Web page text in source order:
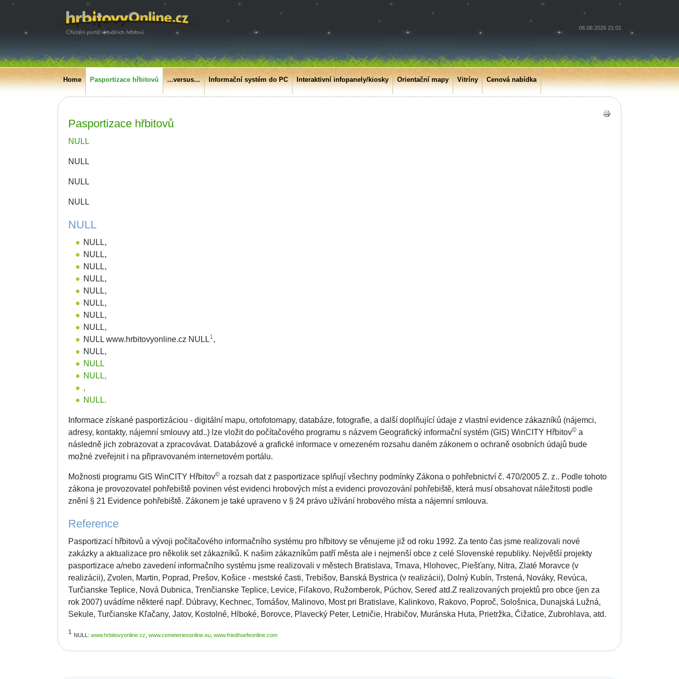
06.08.2026 21:01
Home Pasportizace hřbitovů ...versus... Informační systém do PC Interaktivní infopanely/kiosky Orientační mapy Vitríny Cenová nabídka
Pasportizace hřbitovů
NULL
NULL
NULL
NULL
NULL
NULL,
NULL,
NULL,
NULL,
NULL,
NULL,
NULL,
NULL,
NULL www.hrbitovyonline.cz NULL1,
NULL,
NULL
NULL,
,
NULL.
Informace získané pasportizáciou - digitální mapu, ortofotomapy, databáze, fotografie, a další doplňující údaje z vlastní evidence zákazníků (nájemci,
adresy, kontakty, nájemní smlouvy atd..) lze vložit do počítačového programu s názvem Geografický informační systém (GIS) WinCITY Hřbitov© a
následně jich zobrazovat a zpracovávat. Databázové a grafické informace v omezeném rozsahu daném zákonem o ochraně osobních údajů bude
možné zveřejnit i na připravovaném internetovém portálu.
Možnosti programu GIS WinCITY Hřbitov© a rozsah dat z pasportizace splňují všechny podmínky Zákona o pohřebnictví č. 470/2005 Z. z.. Podle tohoto
zákona je provozovatel pohřebiště povinen vést evidenci hrobových míst a evidenci provozování pohřebiště, která musí obsahovat náležitosti podle
znění § 21 Evidence pohřebiště. Zákonem je také upraveno v § 24 právo užívání hrobového místa a nájemní smlouva.
Reference
Pasportizací hřbitovů a vývoji počítačového informačního systému pro hřbitovy se věnujeme již od roku 1992. Za tento čas jsme realizovali nové
zakázky a aktualizace pro několik set zákazníků. K našim zákazníkům patří města ale i nejmenší obce z celé Slovenské republiky. Největší projekty
pasportizace a/nebo zavedení informačního systému jsme realizovali v městech Bratislava, Trnava, Hlohovec, Piešťany, Nitra, Zlaté Moravce (v
realizácii), Zvolen, Martin, Poprad, Prešov, Košice - mestské časti, Trebišov, Banská Bystrica (v realizácii), Dolný Kubín, Trstená, Nováky, Revúca,
Turčianske Teplice, Nová Dubnica, Trenčianske Teplice, Levice, Fiľakovo, Ružomberok, Púchov, Sereď atd.Z realizovaných projektů pro obce (jen za
rok 2007) uvádíme některé např. Dúbravy, Kechnec, Tomášov, Malinovo, Most pri Bratislave, Kalinkovo, Rakovo, Poproč, Sološnica, Dunajská Lužná,
Sekule, Turčianske Kľačany, Jatov, Kostolné, Hlboké, Borovce, Plavecký Peter, Letničie, Hrabičov, Muránska Huta, Prietržka, Čižatice, Zubrohlava, atd.
1 NULL: www.hrbitovyonline.cz www.cemeteriesonline.eu www.friedhoefeonline.com